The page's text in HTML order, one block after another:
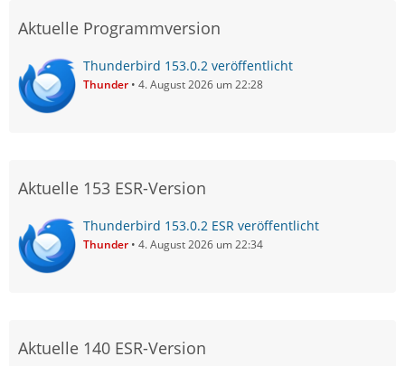
Aktuelle Programmversion
Thunderbird 153.0.2 veröffentlicht
Thunder 4. August 2026 um 22:28
Aktuelle 153 ESR-Version
Thunderbird 153.0.2 ESR veröffentlicht
Thunder 4. August 2026 um 22:34
Aktuelle 140 ESR-Version